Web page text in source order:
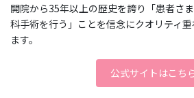
開院から35年以上の歴史を誇り「患者さ
科手術を行う」ことを信念にクオリティ
ます。
公式サイトはこち